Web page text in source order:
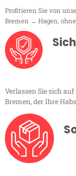
Profitieren Sie von
Bremen → Hagen,
Verlassen Sie sich
Bremen, der Ihre